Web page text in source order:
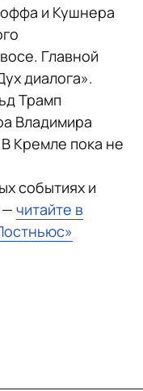
и Кушнера
Главной
диалога».
Трамп
Владимира
Кремле пока не
событиях и
— читайте в